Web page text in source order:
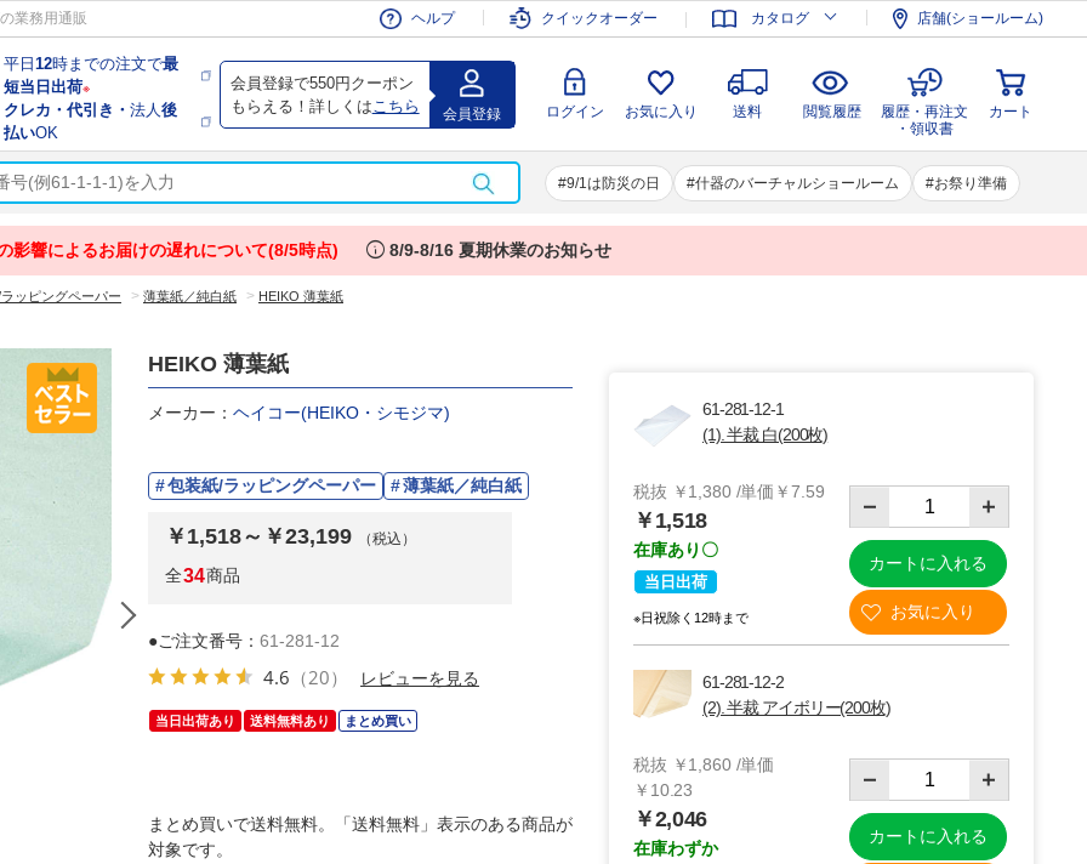
業務用通販 ヘルプ クイックオーダー カタログ 店舗(ショールーム)
平日12時までの注文で最
短当日出荷※
クレカ・代引き・法人後
払いOK
会員登録で550円クーポン
もらえる！詳しくは こちら 会員登録 ログイン お気に入り 送料 閲覧履歴
履歴・再注文
・領収書
カート
9/1は防災の日 什器のバーチャルショールーム お祭り準備
会員登録 ログイン お気に入り 送料 閲覧履歴
履歴・再注文
・領収書
カート
影響によるお届けの遅れについて(8/5時点) info 8/9-8/16 夏期休業のお知らせ
ッピングペーパー > 薄葉紙／純白紙 > HEIKO 薄葉紙
HEIKO 薄葉紙
メーカー： ヘイコー(HEIKO・シモジマ)
包装紙/ラッピングペーパー 薄葉紙／純白紙
￥1,518～￥23,199 （税込）
全34商品
●ご注文番号： 61-281-12
4.6 （20） レビューを見る
当日出荷あり 送料無料あり まとめ買い
まとめ買いで送料無料。「送料無料」表示のある商品が
対象です。
61-281-12-1
(1). 半裁 白(200枚)
税抜 ￥1,380 /単価￥7.59
￥1,518
在庫あり〇
当日出荷
※日祝除く12時まで
カートに入れる
61-281-12-2
(2). 半裁 アイボリー(200枚)
税抜 ￥1,860 /単価
￥10.23
￥2,046
在庫わずか
カートに入れる